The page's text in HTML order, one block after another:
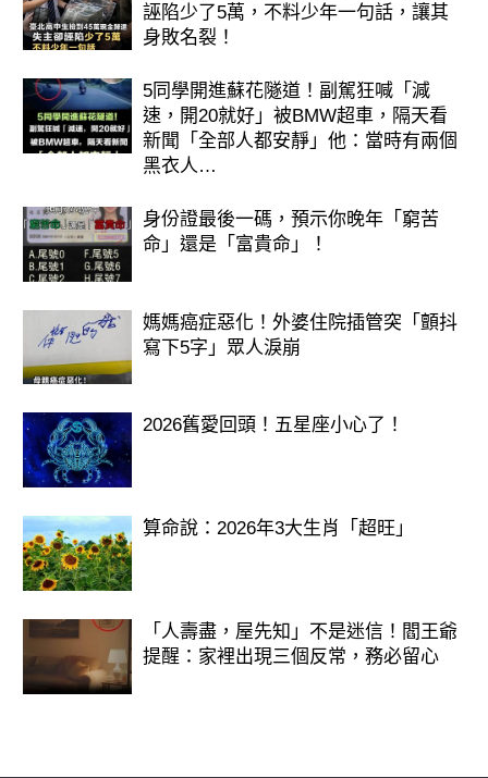
誣陷少了5萬，不料少年一句話，讓其
身敗名裂！
5同學開進蘇花隧道！副駕狂喊「減
速，開20就好」被BMW超車，隔天看
新聞「全部人都安靜」他：當時有兩個
黑衣人…
身份證最後一碼，預示你晚年「窮苦
命」還是「富貴命」！
媽媽癌症惡化！外婆住院插管突「顫抖
寫下5字」眾人淚崩
2026舊愛回頭！五星座小心了！
算命說：2026年3大生肖「超旺」
「人壽盡，屋先知」不是迷信！閻王爺
提醒：家裡出現三個反常，務必留心